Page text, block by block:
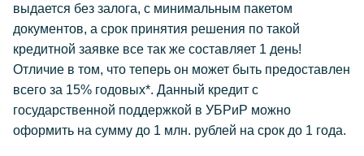
выдается без залога, с минимальным пакетом
документов, а срок принятия решения по такой
кредитной заявке все так же составляет 1 день!
Отличие в том, что теперь он может быть предоставлен
всего за 15% годовых*. Данный кредит с
государственной поддержкой в УБРиР можно
оформить на сумму до 1 млн. рублей на срок до 1 года.